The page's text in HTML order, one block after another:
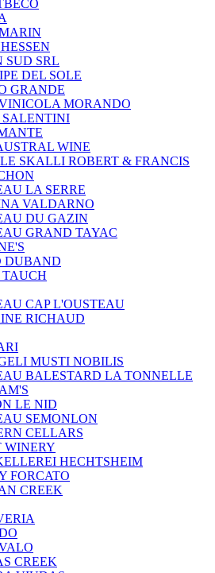
SUD SRL
DEL SOLE
GRANDE
MORANDO
SALENTINI
WINE
SKALLI ROBERT & FRANCIS
LA SERRE
VALDARNO
DU GAZIN
GRAND TAYAC
DUBAND
CAP L'OUSTEAU
RICHAUD
MUSTI NOBILIS
BALESTARD LA TONNELLE
LE NID
SEMONLON
CELLARS
WINERY
HECHTSHEIM
FORCATO
CREEK
CREEK